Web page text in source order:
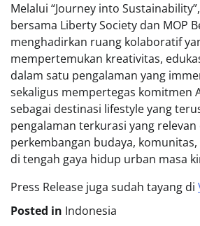
Melalui “Journey into
bersama Liberty Society dan MOP
menghadirkan ruang kolaboratif
mempertemukan kreativitas,
dalam satu pengalaman yang
sekaligus mempertegas komitmen
sebagai destinasi lifestyle yang
pengalaman terkurasi yang relevan
perkembangan budaya,
di tengah gaya hidup urban masa
Press Release juga sudah tayang di
Posted in Indonesia